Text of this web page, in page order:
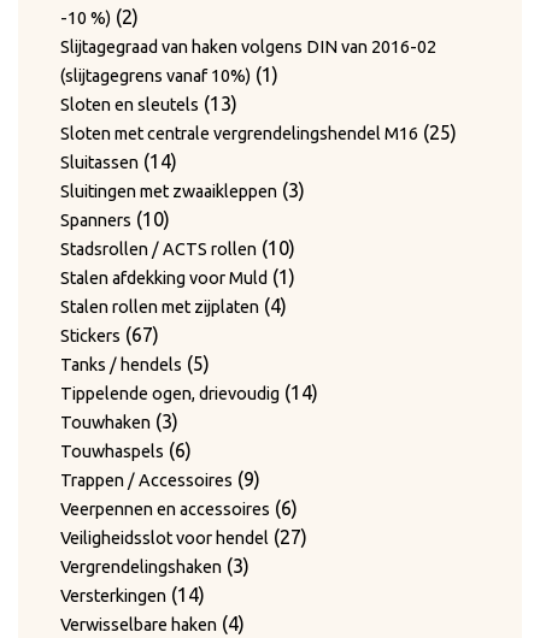
-10 %)
22
producten
Slijtagegraad van haken volgens DIN van 2016-02
(slijtagegrens vanaf 10%)
11
Sloten en sleutels 1313
producten
Sloten met centrale vergrendelingshendel M16 2525
Sluitassen 1414
producten
Sluitingen met zwaaikleppen 33
Spanners 1010
producten
Stadsrollen / ACTS rollen 1010
producten
Stalen afdekking voor Muld 11
Stalen rollen met zijplaten 44
Stickers 6767
producten
Tanks / hendels 55
producten
Tippelende ogen, drievoudig 1414
Touwhaken 33
producten
Touwhaspels 66
producten
Trappen / Accessoires 99
producten
Veerpennen en accessoires 66
producten
Veiligheidsslot voor hendel 2727
Vergrendelingshaken 33
Versterkingen 1414
producten
Verwisselbare haken 44